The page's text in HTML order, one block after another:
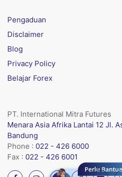
Pengaduan
Disclaimer
Blog
Privacy Policy
Belajar Forex
PT. International Mitra Futures
Menara Asia Afrika Lantai 12 Jl.
Bandung
Phone : 022 - 426 6000
Fax : 022 - 426 6001